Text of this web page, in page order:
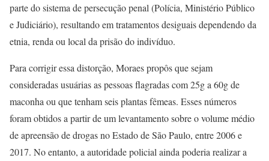
parte do sistema de persecução penal (Polícia, Ministério Público
e Judiciário), resultando em tratamentos desiguais dependendo da
etnia, renda ou local da prisão do indivíduo.
Para corrigir essa distorção, Moraes propôs que sejam
consideradas usuárias as pessoas flagradas com 25g a 60g de
maconha ou que tenham seis plantas fêmeas. Esses números
foram obtidos a partir de um levantamento sobre o volume médio
de apreensão de drogas no Estado de São Paulo, entre 2006 e
2017. No entanto, a autoridade policial ainda poderia realizar a